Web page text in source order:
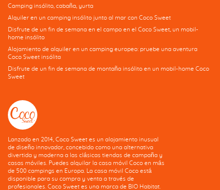
Camping insólito, cabaña, yurta
Alquiler en un camping insólito junto al mar con Coco Sweet
Disfrute de un fin de semana en el campo en el Coco Sweet, un mobil-
home insólito
Alojamiento de alquiler en un camping europeo: pruebe una aventura
Coco Sweet insólita
Disfrute de un fin de semana de montaña insólito en un mobil-home Coco
Sweet
Lanzado en 2014, Coco Sweet es un alojamiento inusual
de diseño innovador, concebido como una alternativa
divertida y moderna a las clásicas tiendas de campaña y
casas móviles. Puedes alquilar la casa móvil Coco en más
de 500 campings en Europa. La casa móvil Coco está
disponible para su compra y venta a través de
profesionales. Coco Sweet es una marca de BIO Habitat.